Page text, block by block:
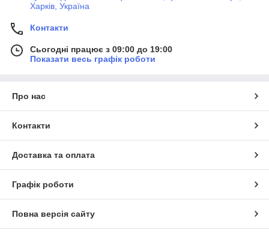
Харків, Україна
Контакти
Сьогодні працює з 09:00 до 19:00
Показати весь графік роботи
Про нас
Контакти
Доставка та оплата
Графік роботи
Повна версія сайту